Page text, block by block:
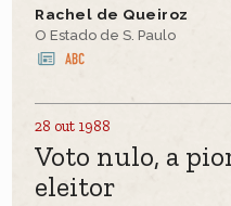
Rachel de Queiroz
O Estado de S. Paulo
28 out 1988
Voto nulo, a
eleitor